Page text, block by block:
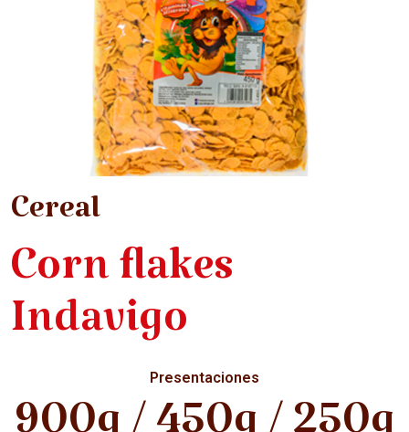
Cereal
Corn flakes
Indavigo
Presentaciones